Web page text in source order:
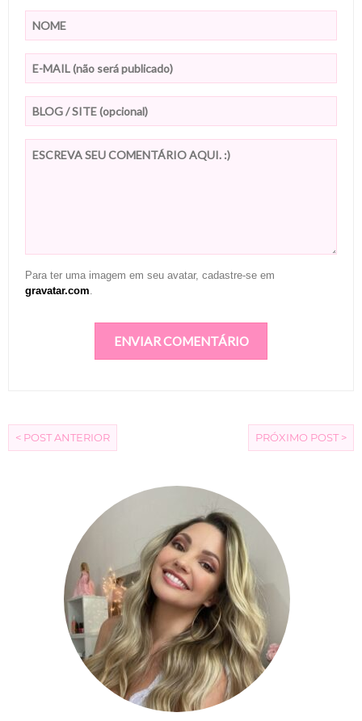
Para ter uma imagem em seu avatar, cadastre-se em
gravatar.com
< POST ANTERIOR PRÓXIMO POST >